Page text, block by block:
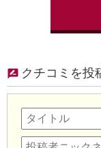
クチコミを投